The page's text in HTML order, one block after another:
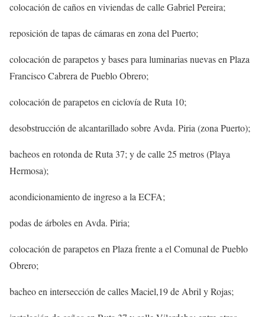
colocación de caños en viviendas de calle Gabriel Pereira;
reposición de tapas de cámaras en zona del Puerto;
colocación de parapetos y bases para luminarias nuevas en Plaza
Francisco Cabrera de Pueblo Obrero;
colocación de parapetos en ciclovía de Ruta 10;
desobstrucción de alcantarillado sobre Avda. Piria (zona Puerto);
bacheos en rotonda de Ruta 37; y de calle 25 metros (Playa
Hermosa);
acondicionamiento de ingreso a la ECFA;
podas de árboles en Avda. Piria;
colocación de parapetos en Plaza frente a el Comunal de Pueblo
Obrero;
bacheo en intersección de calles Maciel,19 de Abril y Rojas;